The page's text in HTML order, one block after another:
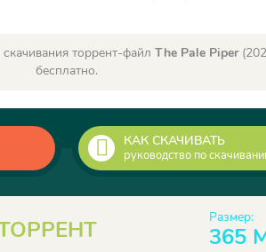
торрент-файл The Pale Piper
бесплатно.
КАК СКАЧИВАТЬ
руководство по
Размер:
365